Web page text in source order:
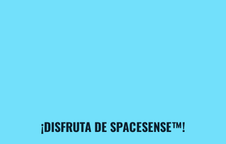
¡DISFRUTA DE SPACESENSE™!